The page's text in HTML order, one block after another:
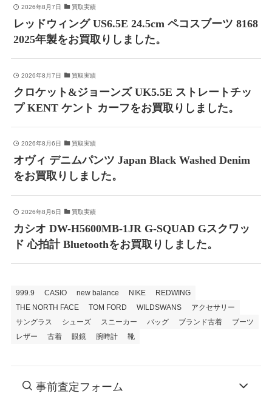
2026年8月7日 買取実績
レッドウィング US6.5E 24.5cm ペコスブーツ 8168
2025年製をお買取りしました。
2026年8月7日 買取実績
クロケット&ジョーンズ UK5.5E ストレートチッ
プ KENT ケント カーフをお買取りしました。
2026年8月6日 買取実績
オヴィ デニムパンツ Japan Black Washed Denim
をお買取りしました。
2026年8月6日 買取実績
カシオ DW-H5600MB-1JR G-SQUAD Gスクワッ
ド 心拍計 Bluetoothをお買取りしました。
999.9 CASIO new balance NIKE
REDWING
THE NORTH FACE
TOM FORD WILDSWANS
アクセサリー
サングラス
シューズ スニーカー バッグ ブランド古着
ブーツ
レザー
古着 眼鏡 腕時計 靴
事前査定フォーム